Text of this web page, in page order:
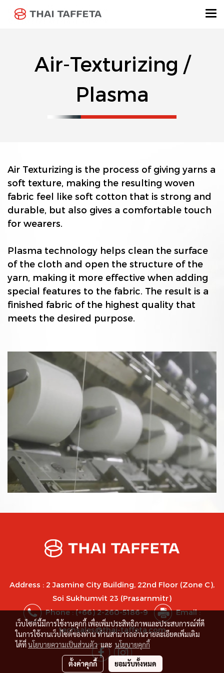
Air-Texturizing /
Plasma
Air Texturizing is the process of giving yarns a
soft texture, making the resulting woven
fabric feel like soft cotton that is strong and
durable, but also gives a comfortable touch
for wearers.
Plasma technology helps clean the surface
of the cloth and open the structure of the
yarn, making it more effective when adding
special features to the fabric. The result is a
finished fabric of the highest quality that
meets the desired purpose.
Address : 2 Jasmine City Building, 22nd Floor (Zone C),
Soi Sukhumvit 23 (Prasarnmitr)
Phone :(+66) 2-260-5186-9
Email :
techsales@thai-taffeta.com
เว็บไซต์นี้มีการใช้งานคุกกี้ เพื่อเพิ่มประสิทธิภาพและประสบการณ์ที่ดี
ในการใช้งานเว็บไซต์ของท่าน ท่านสามารถอ่านรายละเอียดเพิ่มเติม
ได้ที่นโยบายความเป็นส่วนตัวและ นโยบายคุกกี้
ตั้งค่าคุกกี้ ยอมรับทั้งหมด